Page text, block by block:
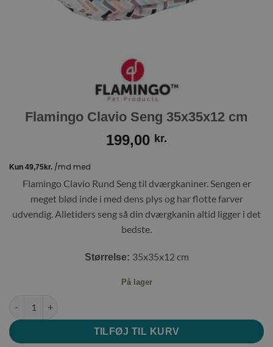
Flamingo Clavio Seng 35x35x12 cm
199,00 kr.
Flamingo Clavio Rund Seng til dværgkaniner. Sengen er
meget blød inde i med dens plys og har flotte farver
udvendig. Alletiders seng så din dværgkanin altid ligger i det
bedste.
Størrelse: 35x35x12 cm
På lager
TILFØJ TIL KURV